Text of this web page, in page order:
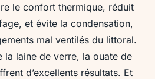
le confort thermique, réduit
et évite la condensation,
mal ventilés du littoral.
la laine de verre, la ouate de
d’excellents résultats. Et